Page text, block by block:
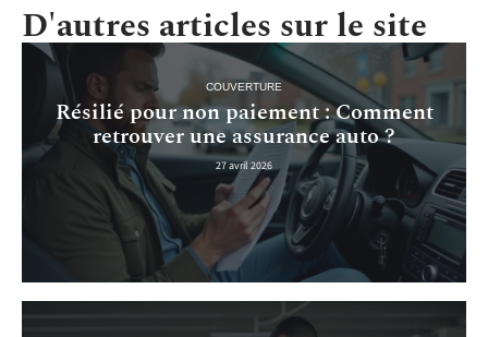
D'autres articles sur le site
COUVERTURE
Résilié pour non paiement : Comment
retrouver une assurance auto ?
27 avril 2026